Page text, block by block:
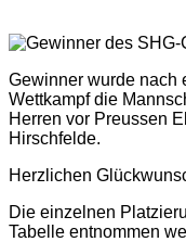
Gewinner wurde nach
Wettkampf die
Herren vor Preussen
Hirschfelde.
Herzlichen
Die einzelnen
Tabelle entnommen